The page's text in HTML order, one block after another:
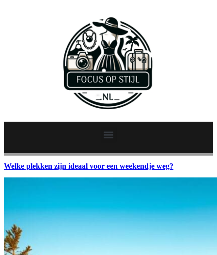
Welke plekken zijn ideaal voor een weekendje weg?